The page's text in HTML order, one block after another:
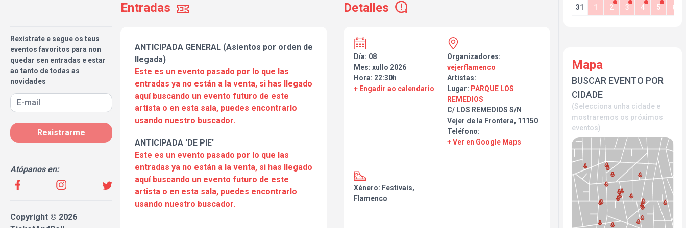
Rexístrate e segue os teus
eventos favoritos para non
quedar sen entradas e estar
ao tanto de todas as
novidades
Rexistrarme
Atópanos en:
Copyright © 2026
Entradas Detalles
ANTICIPADA GENERAL (Asientos por orden de
llegada)
Este es un evento pasado por lo que las
entradas ya no están a la venta, si has llegado
aquí buscando un evento futuro de este
artista o en esta sala, puedes encontrarlo
usando nuestro buscador.
ANTICIPADA 'DE PIE'
Este es un evento pasado por lo que las
entradas ya no están a la venta, si has llegado
aquí buscando un evento futuro de este
artista o en esta sala, puedes encontrarlo
usando nuestro buscador.
Día: 08
Mes: xullo 2026
Hora: 22:30h
+ Engadir ao calendario
Organizadores:
vejerflamenco
Artistas:
Lugar: PARQUE LOS
REMEDIOS
C/ LOS REMEDIOS S/N
Vejer de la Frontera, 11150
Teléfono:
+ Ver en Google Maps
Xénero: Festivais,
Flamenco
31 1 2 3 4 5 6
Mapa
BUSCAR EVENTO POR
CIDADE
(Selecciona unha cidade e
mostraremos os próximos
eventos)